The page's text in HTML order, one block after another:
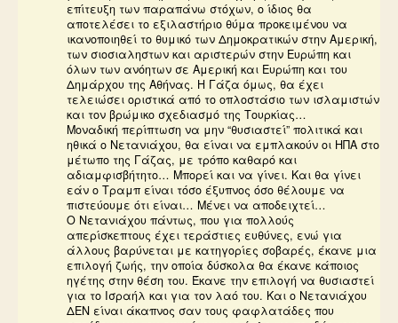
επίτευξη των παραπάνω στόχων, ο ίδιος θα
αποτελέσει το εξιλαστήριο θύμα προκειμένου να
ικανοποιηθεί το θυμικό των Δημοκρατικών στην Αμερική,
των σιοσιαληστων και αριστερών στην Ευρώπη και
όλων των ανόητων σε Αμερική και Ευρώπη και του
Δημάρχου της Αθήνας. Η Γάζα όμως, θα έχει
τελειώσει οριστικά από το οπλοστάσιο των ισλαμιστών
και τον βρώμικο σχεδιασμό της Τουρκίας…
Μοναδική περίπτωση να μην “θυσιαστεί” πολιτικά και
ηθικά ο Νετανιάχου, θα είναι να εμπλακούν οι ΗΠΑ στο
μέτωπο της Γάζας, με τρόπο καθαρό και
αδιαμφισβήτητο… Μπορεί και να γίνει. Και θα γίνει
εάν ο Τραμπ είναι τόσο έξυπνος όσο θέλουμε να
πιστεύουμε ότι είναι… Μένει να αποδειχτεί…
Ο Νετανιάχου πάντως, που για πολλούς
απερίσκεπτους έχει τεράστιες ευθύνες, ενώ για
άλλους βαρύνεται με κατηγορίες σοβαρές, έκανε μια
επιλογή ζωής, την οποία δύσκολα θα έκανε κάποιος
ηγέτης στην θέση του. Έκανε την επιλογή να θυσιαστεί
για το Ισραήλ και για τον λαό του. Και ο Νετανιάχου
ΔΕΝ είναι άκαπνος σαν τους φαφλατάδες που